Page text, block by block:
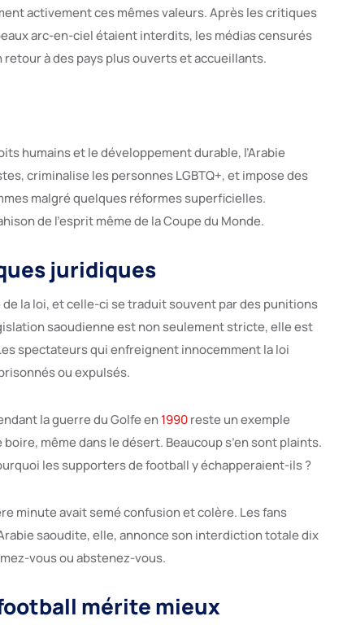
activement ces mêmes valeurs. Après les critiques
arc-en-ciel étaient interdits, les médias censurés
à des pays plus ouverts et accueillants.
humains et le développement durable, l’Arabie
criminalise les personnes LGBTQ+, et impose des
malgré quelques réformes superficielles.
de l’esprit même de la Coupe du Monde.
juridiques
la loi, et celle-ci se traduit souvent par des punitions
saoudienne est non seulement stricte, elle est
spectateurs qui enfreignent innocemment la loi
ou expulsés.
la guerre du Golfe en1990reste un exemple
même dans le désert. Beaucoup s’en sont plaints.
les supporters de football y échapperaient-ils ?
minute avait semé confusion et colère. Les fans
saoudite, elle, annonce son interdiction totale dix
vous ou abstenez-vous.
mérite mieux